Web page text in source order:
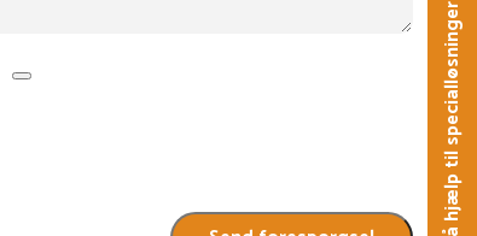
Få hjælp til specialløsninger